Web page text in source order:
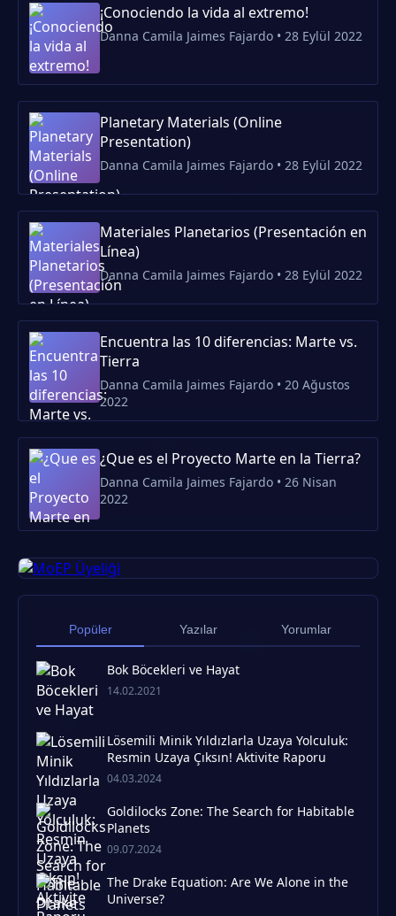
¡Conociendo la vida al extremo!
Danna Camila Jaimes Fajardo • 28 Eylül 2022
Planetary Materials (Online
Presentation)
Danna Camila Jaimes Fajardo • 28 Eylül 2022
Materiales Planetarios (Presentación en
Línea)
Danna Camila Jaimes Fajardo • 28 Eylül 2022
Encuentra las 10 diferencias: Marte vs.
Tierra
Danna Camila Jaimes Fajardo • 20 Ağustos
2022
¿Que es el Proyecto Marte en la Tierra?
Danna Camila Jaimes Fajardo • 26 Nisan
2022
Popüler Yazılar Yorumlar
Bok Böcekleri ve Hayat
14.02.2021
Lösemili Minik Yıldızlarla Uzaya Yolculuk:
Resmin Uzaya Çıksın! Aktivite Raporu
04.03.2024
Goldilocks Zone: The Search for Habitable
Planets
09.07.2024
The Drake Equation: Are We Alone in the
Universe?